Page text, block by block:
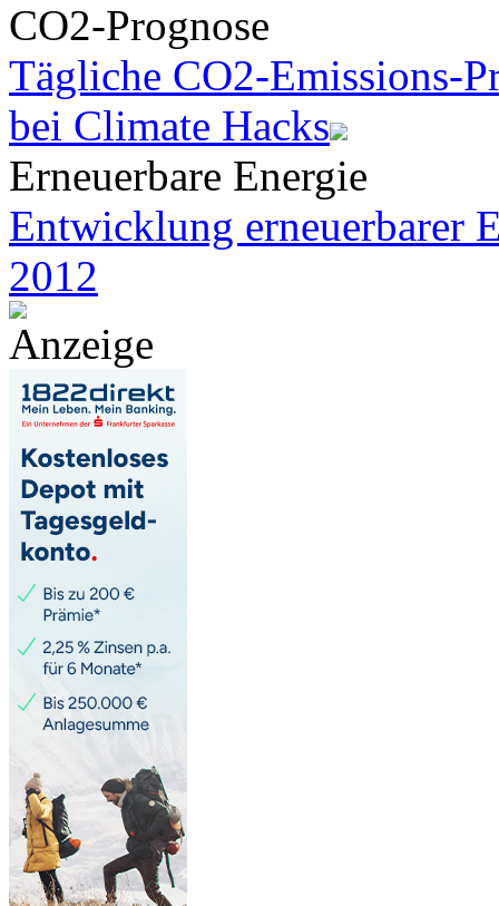
CO2-Prognose
Tägliche CO2-Emissions-
bei Climate Hacks
Erneuerbare Energie
Entwicklung erneuerbarer
2012
Anzeige